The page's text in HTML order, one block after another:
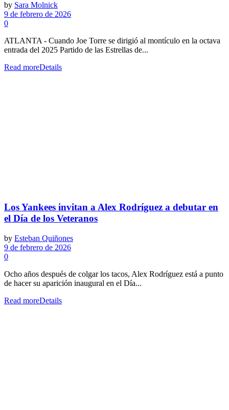
by Sara Molnick
9 de febrero de 2026
0
ATLANTA - Cuando Joe Torre se dirigió al montículo en la octava
entrada del 2025 Partido de las Estrellas de...
Read moreDetails
Los Yankees invitan a Alex Rodríguez a debutar en
el Día de los Veteranos
by Esteban Quiñones
9 de febrero de 2026
0
Ocho años después de colgar los tacos, Alex Rodríguez está a punto
de hacer su aparición inaugural en el Día...
Read moreDetails